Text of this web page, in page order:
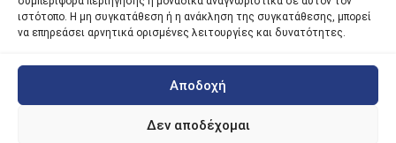
ιστότοπο. Η μη συγκατάθεση ή η ανάκληση της συγκατάθεσης, μπορεί
να επηρεάσει αρνητικά ορισμένες λειτουργίες και δυνατότητες.
Αποδοχή
Δεν αποδέχομαι
κοινού, η εξυπηρέτησή του δύναται να πραγματοποιείται κατόπιν
προγραμματισμένου ραντεβού.
| iky.gr | All Rights Reserved
Designed and Developed by ACM Digital